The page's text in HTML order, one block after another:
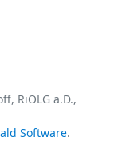
RiOLG a.D.,
Software.